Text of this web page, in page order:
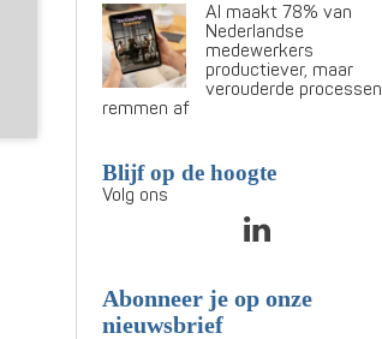
AI maakt 78% van
Nederlandse
medewerkers
productiever, maar
verouderde processen
remmen af
Blijf op de hoogte
Volg ons
Abonneer je op onze
nieuwsbrief